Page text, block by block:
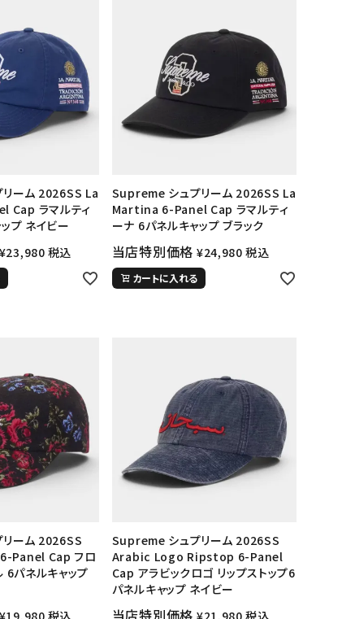
ドから探す
ハット
ーム 2026SS La
ラマルティ
プ ネイビー
¥23,980 税込
Supreme シュプリーム 2026SS La
Martina 6-Panel Cap ラマルティ
ーナ 6パネルキャップ ブラック
当店特別価格 ¥24,980 税込
カートに入れる
ーム 2026SS
Panel Cap フロ
6パネルキャップ
Supreme シュプリーム 2026SS
Arabic Logo Ripstop 6-Panel
Cap アラビックロゴ リップストップ6
パネルキャップ ネイビー